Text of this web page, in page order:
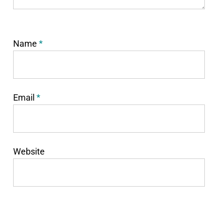
Name *
Email *
Website